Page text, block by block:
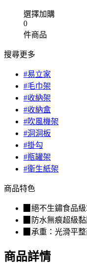
選擇加購
0
件商品
搜尋更多
#易立家
#毛巾架
#收納架
#收納盒
#吹風機架
#洞洞板
#掛勾
#瓶罐架
#衛生紙架
商品特色
▉絕不生鏽食品
▉防水無痕超級黏
▉承重：光滑平
商品詳情